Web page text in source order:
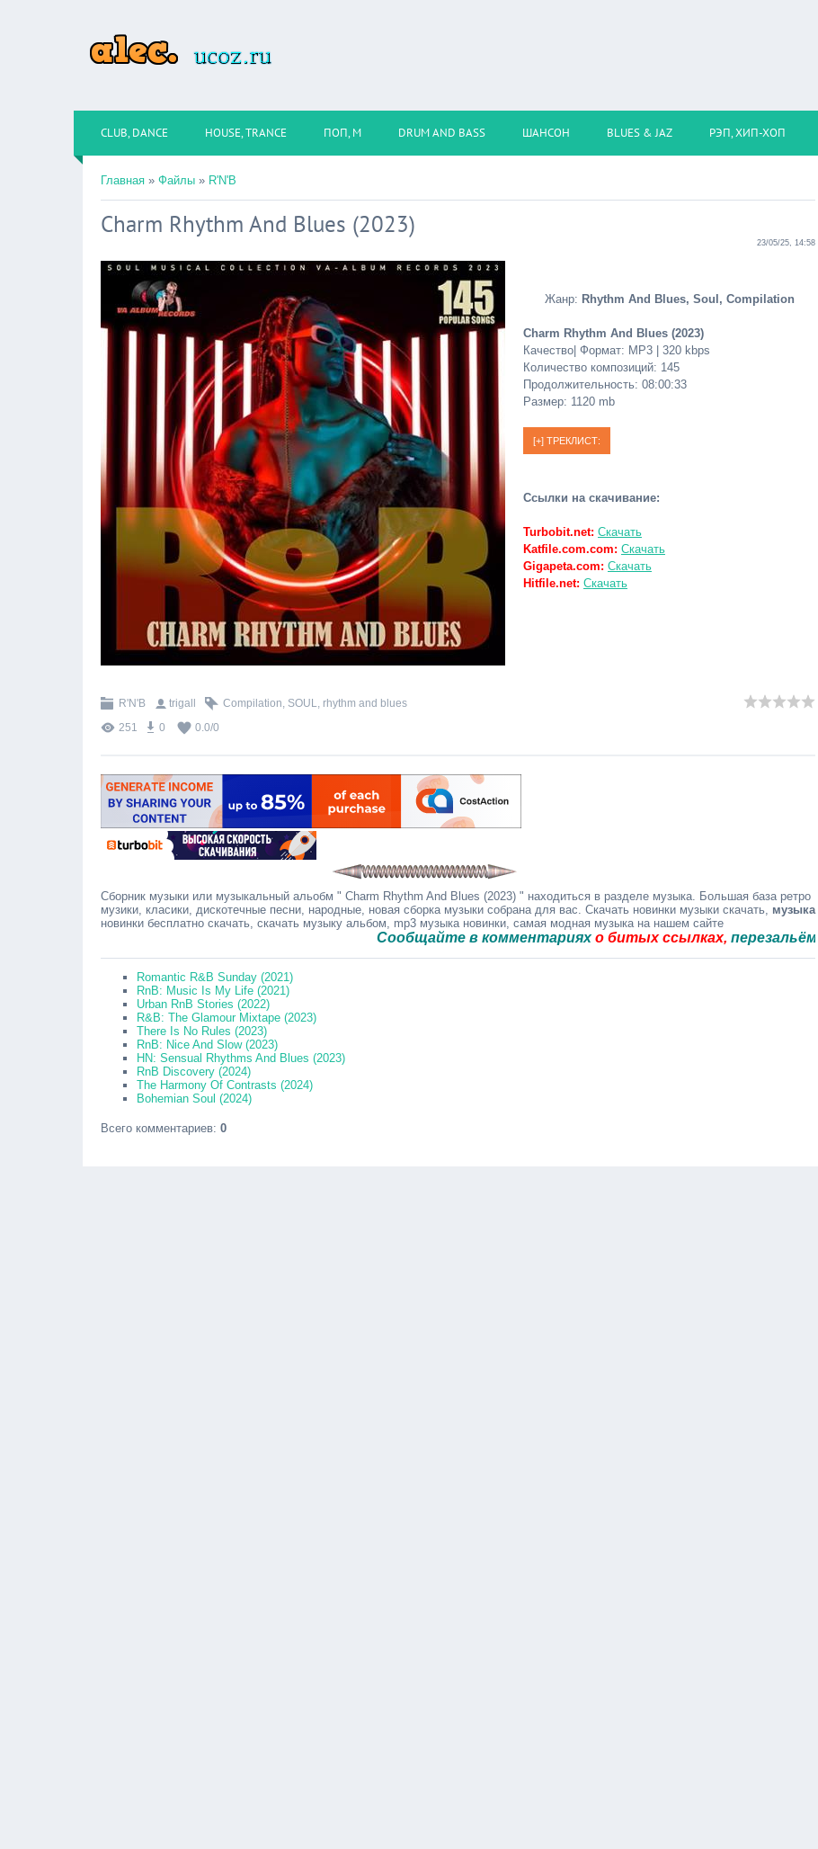
CLUB, DANCE HOUSE, TRANCE ПОП, М DRUM AND BASS ШАНСОН BLUES & JAZ РЭП, ХИП-ХОП
Главная » Файлы » R'N'B
Charm Rhythm And Blues (2023)
23/05/25, 14:58
Жанр: Rhythm And Blues, Soul, Compilation
Charm Rhythm And Blues (2023)
Качество| Формат: MP3 | 320 kbps
Количество композиций: 145
Продолжительность: 08:00:33
Размер: 1120 mb
Ссылки на скачивание:
Turbobit.net: Скачать
Katfile.com.com: Скачать
Gigapeta.com: Скачать
Hitfile.net: Скачать
R'N'B trigall Compilation, SOUL, rhythm and blues
251
0 0.0/0
Сборник музыки или музыкальный альобм " Charm Rhythm And Blues (2023) " находиться в разделе музыка. Большая база ретро
музики, класики, дискотечные песни, народные, новая сборка музыки собрана для вас. Скачать новинки музыки скачать, музыка
новинки бесплатно скачать, скачать музыку альбом, mp3 музыка новинки, самая модная музыка на нашем сайте
Сообщайте в комментарияхо битых ссылках,перезальём быстро.
Romantic R&B Sunday (2021)
RnB: Music Is My Life (2021)
Urban RnB Stories (2022)
R&B: The Glamour Mixtape (2023)
There Is No Rules (2023)
RnB: Nice And Slow (2023)
HN: Sensual Rhythms And Blues (2023)
RnB Discovery (2024)
The Harmony Of Contrasts (2024)
Bohemian Soul (2024)
Всего комментариев: 0